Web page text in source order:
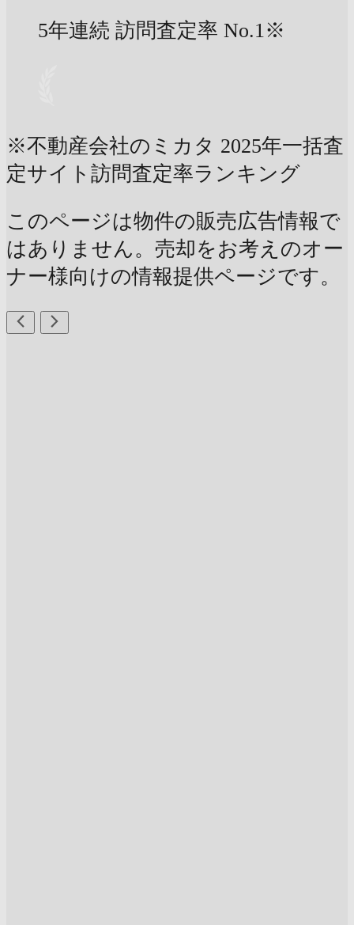
5年連続 訪問査定率 No.1※
※不動産会社のミカタ 2025年一括査
定サイト訪問査定率ランキング
このページは物件の販売広告情報で
はありません。売却をお考えのオー
ナー様向けの情報提供ページです。